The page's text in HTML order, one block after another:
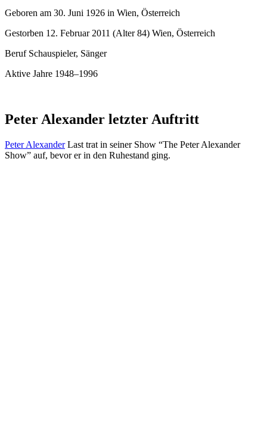
Geboren am 30. Juni 1926 in Wien, Österreich
Gestorben 12. Februar 2011 (Alter 84) Wien, Österreich
Beruf Schauspieler, Sänger
Aktive Jahre 1948–1996
Peter Alexander letzter Auftritt
Peter AlexanderLast trat in seiner Show “The Peter Alexander
Show” auf, bevor er in den Ruhestand ging.